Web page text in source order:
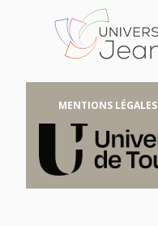
MENTIONS LÉGALES